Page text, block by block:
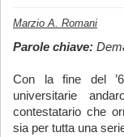
Marzio A. Romani
Parole chiave:
Con la fine del
universitarie
contestatario che
sia per tutta una